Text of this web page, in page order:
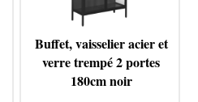
Buffet, vaisselier acier et
verre trempé 2 portes
180cm noir